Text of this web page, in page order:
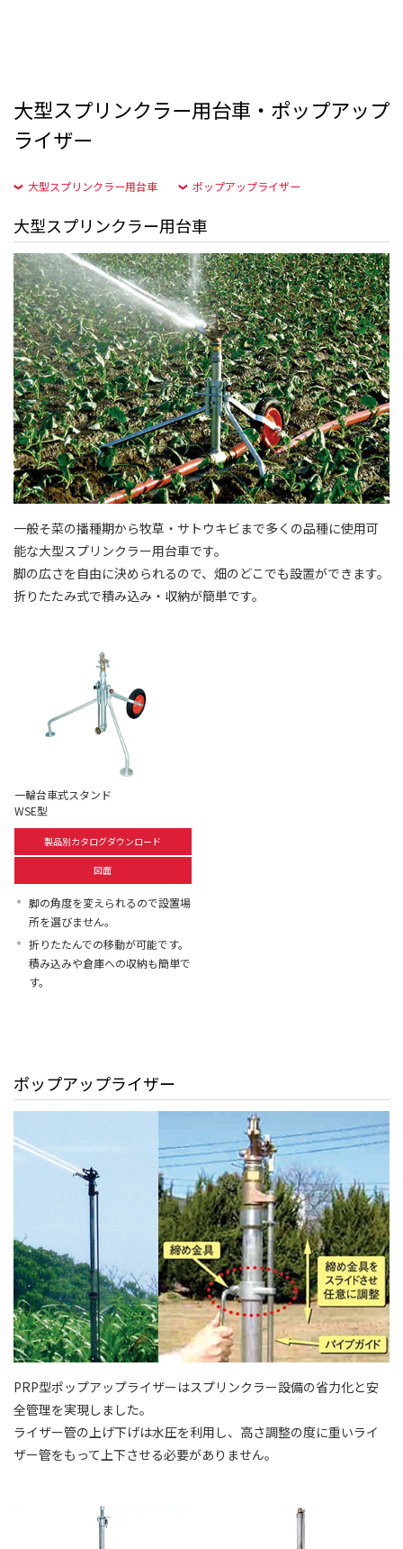
⼤型スプリンクラー⽤台⾞・ポップアップ
ライザー
⼤型スプリンクラー⽤台⾞ ポップアップライザー
⼤型スプリンクラー⽤台⾞
⼀般そ菜の播種期から牧草・サトウキビまで多くの品種に使⽤可
能な⼤型スプリンクラー⽤台⾞です。
脚の広さを⾃由に決められるので、畑のどこでも設置ができます。
折りたたみ式で積み込み・収納が簡単です。
⼀輪台⾞式スタンド
WSE型
製品別カタログダウンロード
図面
脚の角度を変えられるので設置場
所を選びません。
折りたたんでの移動が可能です。
積み込みや倉庫への収納も簡単で
す。
ポップアップライザー
PRP型ポップアップライザーはスプリンクラー設備の省⼒化と安
全管理を実現しました。
ライザー管の上げ下げは⽔圧を利⽤し、⾼さ調整の度に重いライ
ザー管をもって上下させる必要がありません。